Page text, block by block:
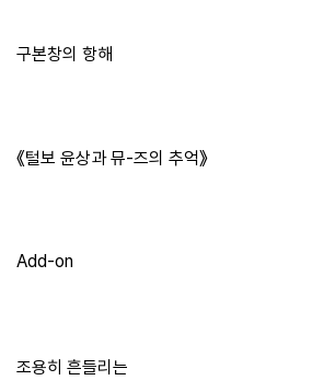
구본창의 항해
《털보 윤상과 뮤-즈의 추억》
Add-on
조용히 흔들리는